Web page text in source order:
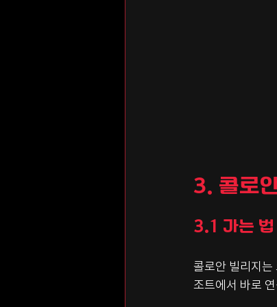
3. 콜로
3.1 가는 법
콜로안 빌리지는
조트에서 바로